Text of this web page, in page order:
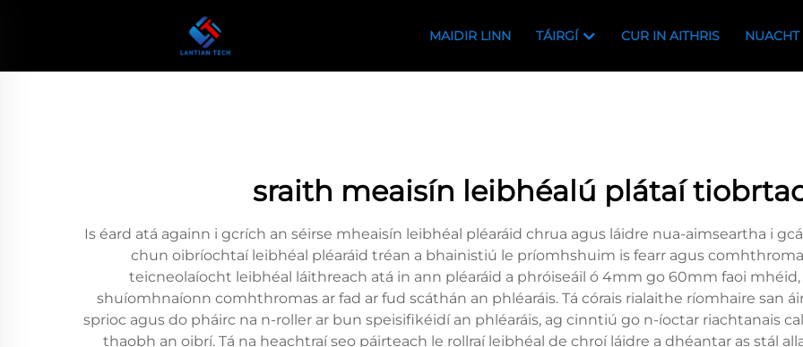
MAIDIR LINN TÁIRGÍ CUR IN AITHRIS NUACHT
sraith meaisín leibhéalú plátaí
Is éard atá againn i gcrích an séirse mheaisín leibhéal pléaráid chrua agus láidre nua-aimseartha i
chun oibríochtaí leibhéal pléaráid tréan a bhainistiú le príomhshuim is fearr agus
teicneolaíocht leibhéal láithreach atá in ann pléaráid a phróiseáil ó 4mm go 60mm faoi
shuíomhnaíonn comhthromas ar fad ar fud scáthán an phléaráis. Tá córais rialaithe ríomhaire san
sprioc agus do pháirc na n-roller ar bun speisifikéidí an phléaráis, ag cinntiú go n-íoctar riachtanais
thaobh an oibrí. Tá na heachtraí seo páirteach le rollraí leibhéal de chroí láidre a dhéantar as stál